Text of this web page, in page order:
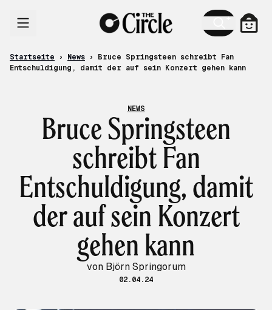
Startseite › News ›
Bruce Springsteen schreibt Fan
Entschuldigung, damit der auf sein Konzert gehen kann
NEWS
Bruce Springsteen
schreibt Fan
Entschuldigung, damit
der auf sein Konzert
gehen kann
von Björn Springorum
02.04.24